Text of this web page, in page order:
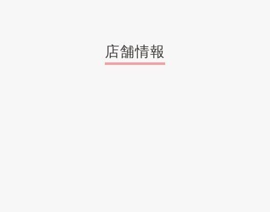
店舗情報